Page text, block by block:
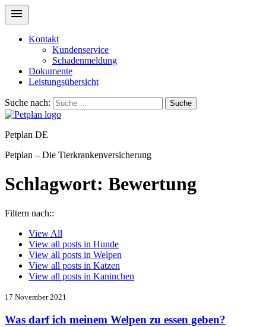
Kontakt
Kundenservice
Schadenmeldung
Dokumente
Leistungsübersicht
Suche nach: Suche
Petplan DE
Petplan – Die Tierkrankenversicherung
Schlagwort: Bewertung
Filtern nach::
View All
View all posts in Hunde
View all posts in Welpen
View all posts in Katzen
View all posts in Kaninchen
17 November 2021
Was darf ich meinem Welpen zu essen geben?